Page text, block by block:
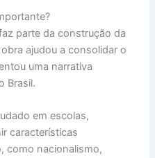
parte da construção da
ajudou a consolidar o
uma narrativa
Brasil.
em escolas,
características
como nacionalismo,